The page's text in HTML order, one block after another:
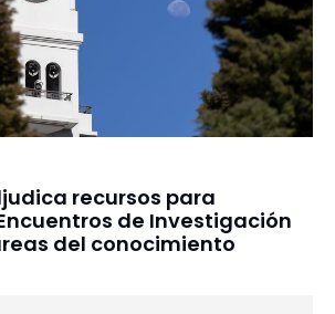
recursos para
de Investigación
del conocimiento